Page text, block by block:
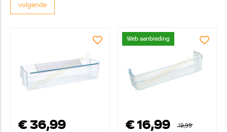
volgende
€ 36,99
Web aanbieding
€ 16,99
19,99